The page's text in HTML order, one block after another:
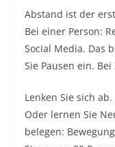
Abstand ist der
Bei einer Person:
Social Media. Das
Sie Pausen ein.
Lenken Sie sich
Oder lernen Sie
belegen: